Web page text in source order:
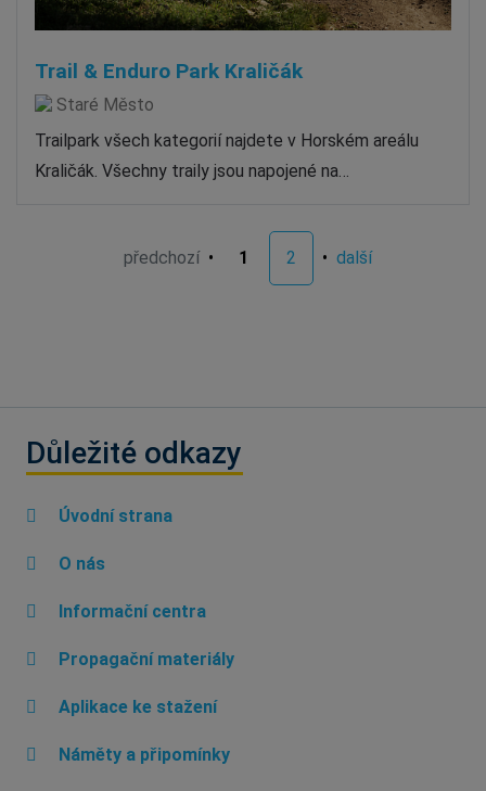
Trail & Enduro Park Kraličák
Staré Město
Trailpark všech kategorií najdete v Horském areálu
Kraličák. Všechny traily jsou napojené na…
předchozí• 1 2 • další
Důležité odkazy
Úvodní strana
O nás
Informační centra
Propagační materiály
Aplikace ke stažení
Náměty a připomínky